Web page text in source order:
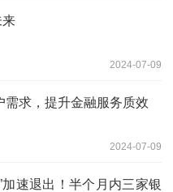
来
2024-07-09
需求，提升金融服务质效
2024-07-09
加速退出！半个月内三家银